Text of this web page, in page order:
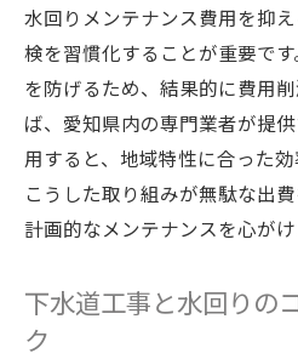
水回りメンテナンス費用を抑
検を習慣化することが重要で
を防げるため、結果的に費用
ば、愛知県内の専門業者が提
用すると、地域特性に合った効
こうした取り組みが無駄な出
計画的なメンテナンスを心がけ
下水道工事と水回りの
ク